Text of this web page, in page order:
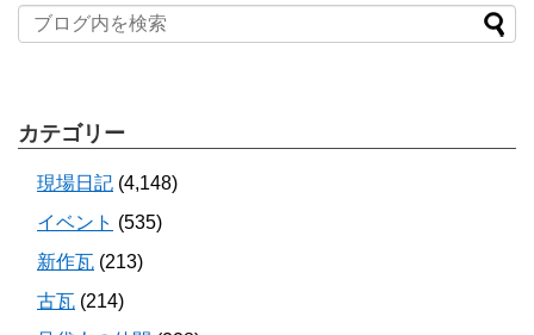
カテゴリー
現場日記 (4,148)
イベント (535)
新作瓦 (213)
古瓦 (214)